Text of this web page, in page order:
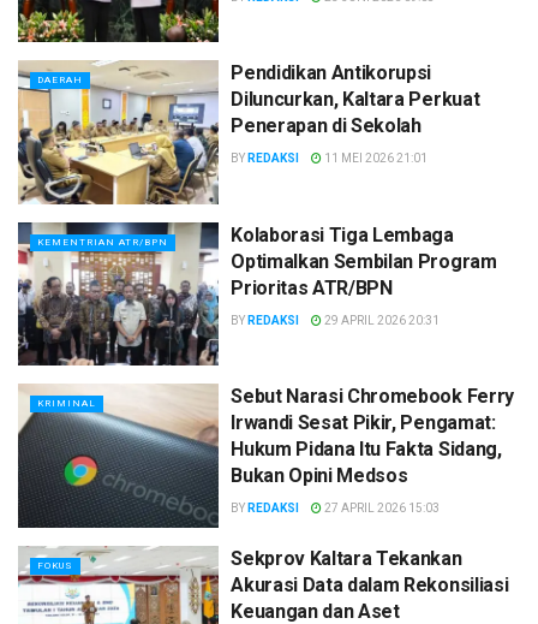
DAERAH
Pendidikan Antikorupsi
Diluncurkan, Kaltara Perkuat
Penerapan di Sekolah
BY REDAKSI 11 MEI 2026 21:01
KEMENTRIAN ATR/BPN
Kolaborasi Tiga Lembaga
Optimalkan Sembilan Program
Prioritas ATR/BPN
BY REDAKSI 29 APRIL 2026 20:31
KRIMINAL
Sebut Narasi Chromebook Ferry
Irwandi Sesat Pikir, Pengamat:
Hukum Pidana Itu Fakta Sidang,
Bukan Opini Medsos
BY REDAKSI 27 APRIL 2026 15:03
FOKUS
Sekprov Kaltara Tekankan
Akurasi Data dalam Rekonsiliasi
Keuangan dan Aset